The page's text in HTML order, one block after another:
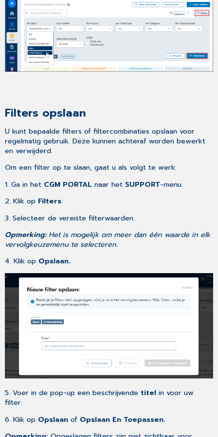
Filters opslaan
U kunt bepaalde filters of filtercombinaties opslaan voor
regelmatig gebruik. Deze kunnen achteraf worden bewerkt
en verwijderd.
Om een filter op te slaan, gaat u als volgt te werk:
1. Ga in het CGM PORTAL naar het SUPPORT-menu.
2. Klik op Filters.
3. Selecteer de vereiste filterwaarden.
Opmerking:Het is mogelijk om meer dan één waarde in elk
vervolgkeuzemenu te selecteren.
4. Klik op Opslaan.
5. Voer in de pop-up een beschrijvende titel in voor uw
filter.
6. Klik op Opslaan of Opslaan En Toepassen.